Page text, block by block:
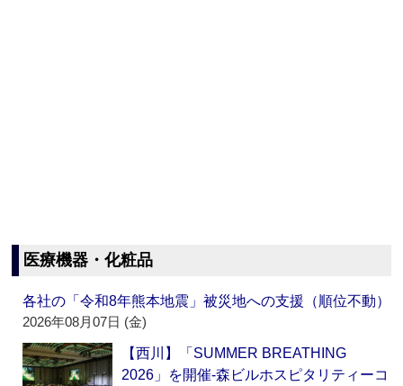
医療機器・化粧品
各社の「令和8年熊本地震」被災地への支援（順位不動）
2026年08月07日 (金)
【西川】「SUMMER BREATHING
2026」を開催‐森ビルホスピタリティーコ